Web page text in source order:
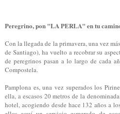
Peregrino, pon "LA PERLA" en tu
Con la llegada de la primavera, una vez
de Santiago), ha vuelto a recobrar su
de peregrinos pasan a lo largo de cada
Compostela.
Pamplona es, una vez superados los
ella, a escasos 20 metros de la
hotel, acogiendo desde hace 132 años a